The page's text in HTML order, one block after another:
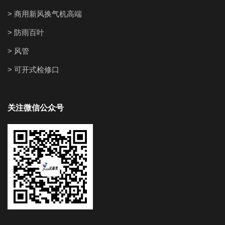
> 商用新风换气机高端
> 防雨百叶
> 风管
> 可开式检修口
关注微信公众号